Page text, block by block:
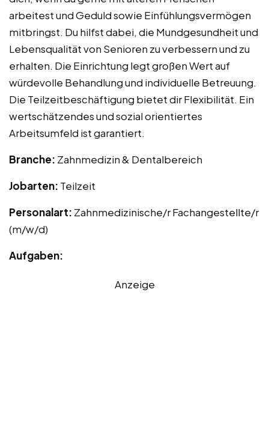
arbeitest und Geduld sowie Einfühlungsvermögen
mitbringst. Du hilfst dabei, die Mundgesundheit und
Lebensqualität von Senioren zu verbessern und zu
erhalten. Die Einrichtung legt großen Wert auf
würdevolle Behandlung und individuelle Betreuung.
Die Teilzeitbeschäftigung bietet dir Flexibilität. Ein
wertschätzendes und sozial orientiertes
Arbeitsumfeld ist garantiert.
Branche: Zahnmedizin & Dentalbereich
Jobarten: Teilzeit
Personalart: Zahnmedizinische/r Fachangestellte/r
(m/w/d)
Aufgaben:
Anzeige